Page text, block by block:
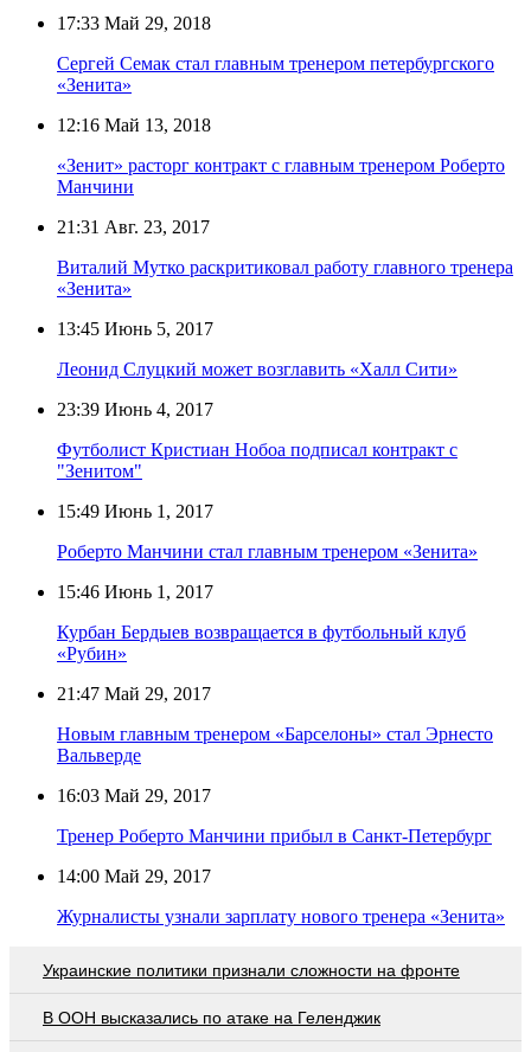
17:33 Май 29, 2018
Сергей Семак стал главным тренером петербургского
«Зенита»
12:16 Май 13, 2018
«Зенит» расторг контракт с главным тренером Роберто
Манчини
21:31 Авг. 23, 2017
Виталий Мутко раскритиковал работу главного тренера
«Зенита»
13:45 Июнь 5, 2017
Леонид Слуцкий может возглавить «Халл Сити»
23:39 Июнь 4, 2017
Футболист Кристиан Нобоа подписал контракт с
"Зенитом"
15:49 Июнь 1, 2017
Роберто Манчини стал главным тренером «Зенита»
15:46 Июнь 1, 2017
Курбан Бердыев возвращается в футбольный клуб
«Рубин»
21:47 Май 29, 2017
Новым главным тренером «Барселоны» стал Эрнесто
Вальверде
16:03 Май 29, 2017
Тренер Роберто Манчини прибыл в Санкт-Петербург
14:00 Май 29, 2017
Журналисты узнали зарплату нового тренера «Зенита»
Украинские политики признали сложности на фронте
В ООН высказались по атаке на Геленджик